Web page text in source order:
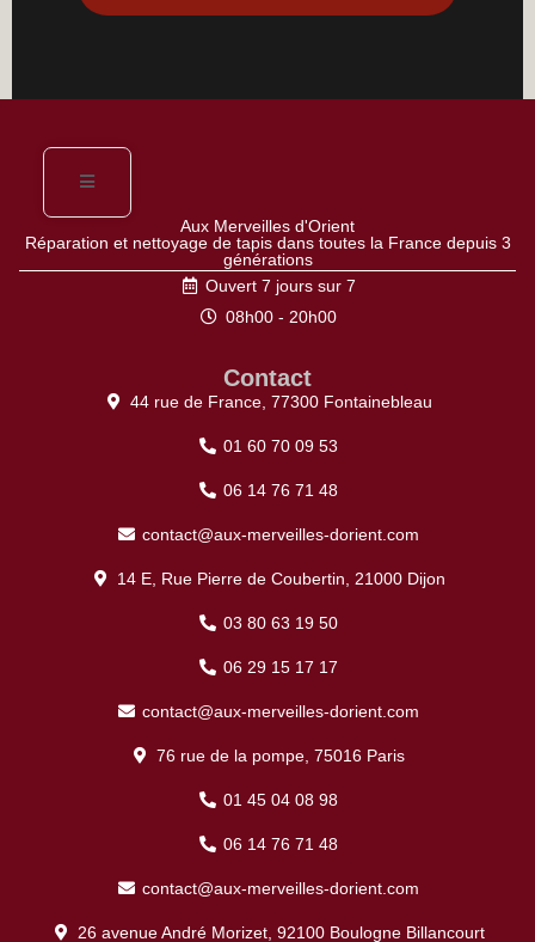
Aux Merveilles d'Orient
Réparation et nettoyage de tapis dans toutes la France depuis 3
générations
Ouvert 7 jours sur 7
08h00 - 20h00
Contact
44 rue de France, 77300 Fontainebleau
01 60 70 09 53
06 14 76 71 48
contact@aux-merveilles-dorient.com
14 E, Rue Pierre de Coubertin, 21000 Dijon
03 80 63 19 50
06 29 15 17 17
contact@aux-merveilles-dorient.com
76 rue de la pompe, 75016 Paris
01 45 04 08 98
06 14 76 71 48
contact@aux-merveilles-dorient.com
26 avenue André Morizet, 92100 Boulogne Billancourt